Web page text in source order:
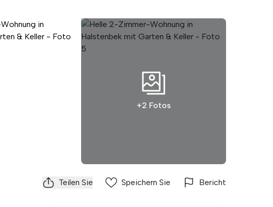
+2 Fotos
Teilen Sie Speichern Sie Bericht